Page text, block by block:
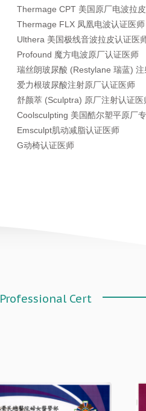
Thermage CPT 美国原厂电波拉
Thermage FLX 凤凰电波认证医师
Ulthera 美国极线音波拉皮认证医
Profound 魔方电波原厂认证医师
瑞丝朗玻尿酸 (Restylane 瑞蓝)
爱力根玻尿酸注射原厂认证医师
舒颜萃 (Sculptra) 原厂注射认证医
Coolsculpting 美国酷尔塑平原厂
Emsculpt肌动减脂认证医师
G动椅认证医师
Professional Cert